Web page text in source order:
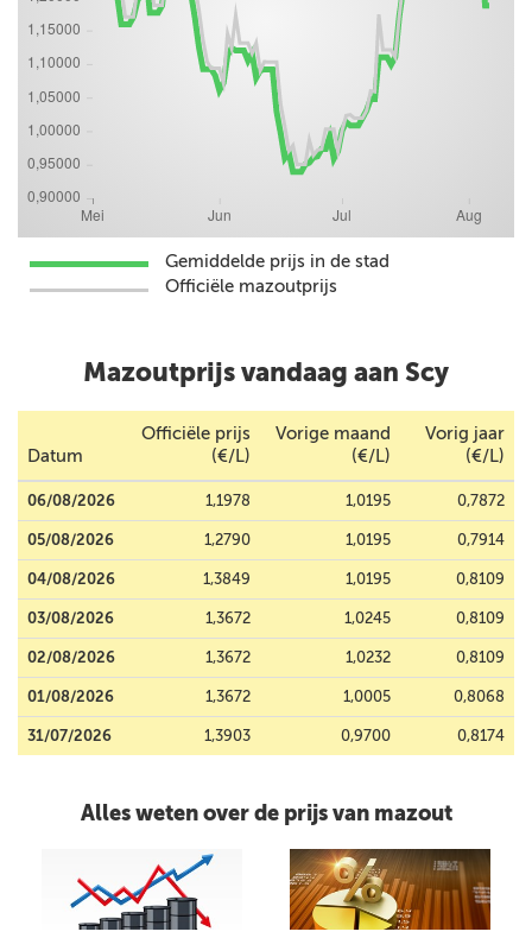
Gemiddelde prijs in de stad
Officiële mazoutprijs
Mazoutprijs vandaag aan Scy
Datum
Officiële prijs
(€/L)
Vorige maand
(€/L)
Vorig jaar
(€/L)
06/08/2026 1,1978 1,0195 0,7872
05/08/2026 1,2790 1,0195 0,7914
04/08/2026 1,3849 1,0195 0,8109
03/08/2026 1,3672 1,0245 0,8109
02/08/2026 1,3672 1,0232 0,8109
01/08/2026 1,3672 1,0005 0,8068
31/07/2026 1,3903 0,9700 0,8174
Alles weten over de prijs van mazout